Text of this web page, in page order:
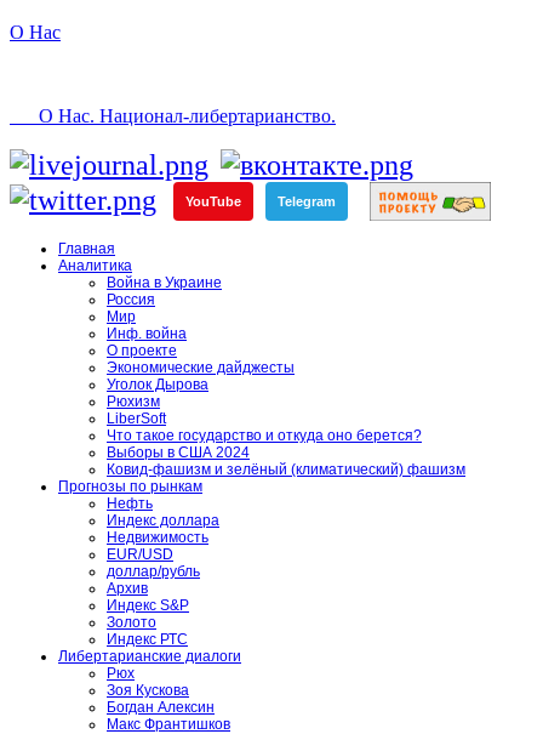
О Нас
О Нас. Национал-либертарианство.
YouTube Telegram
Главная
Аналитика
Война в Украине
Россия
Мир
Инф. война
О проекте
Экономические дайджесты
Уголок Дырова
Рюхизм
LiberSoft
Что такое государство и откуда оно берется?
Выборы в США 2024
Ковид-фашизм и зелёный (климатический) фашизм
Прогнозы по рынкам
Нефть
Индекс доллара
Недвижимость
EUR/USD
доллар/рубль
Архив
Индекс S&P
Золото
Индекс РТС
Либертарианские диалоги
Рюх
Зоя Кускова
Богдан Алексин
Макс Франтишков